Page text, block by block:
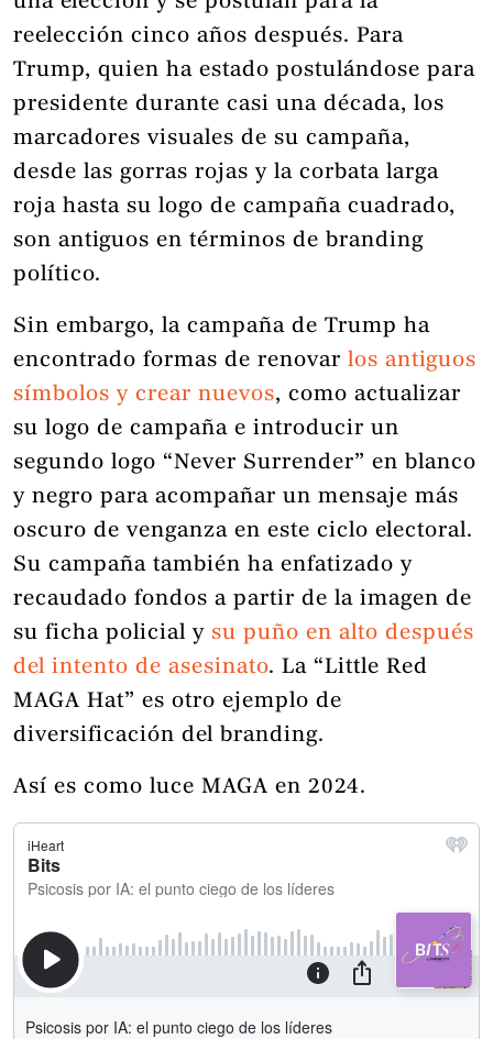
reelección cinco años después. Para
Trump, quien ha estado postulándose para
presidente durante casi una década, los
marcadores visuales de su campaña,
desde las gorras rojas y la corbata larga
roja hasta su logo de campaña cuadrado,
son antiguos en términos de branding
político.
Sin embargo, la campaña de Trump ha
encontrado formas de renovar los antiguos
símbolos y crear nuevos, como actualizar
su logo de campaña e introducir un
segundo logo “Never Surrender” en blanco
y negro para acompañar un mensaje más
oscuro de venganza en este ciclo electoral.
Su campaña también ha enfatizado y
recaudado fondos a partir de la imagen de
su ficha policial y su puño en alto después
del intento de asesinato. La “Little Red
MAGA Hat” es otro ejemplo de
diversificación del branding.
Así es como luce MAGA en 2024.